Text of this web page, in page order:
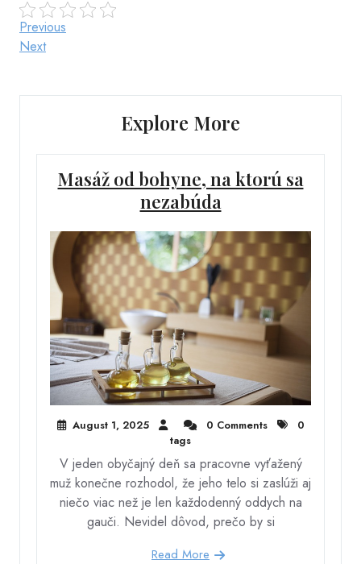
Post
navigation
Previous
Post
Previous
Next
Next
Explore More
Masáž od bohyne, na ktorú sa
nezabúda
August 1, 2025 0 Comments
0
tags
V jeden obyčajný deň sa pracovne vyťažený
muž konečne rozhodol, že jeho telo si zaslúži aj
niečo viac než je len každodenný oddych na
gauči. Nevidel dôvod, prečo by si
Read More